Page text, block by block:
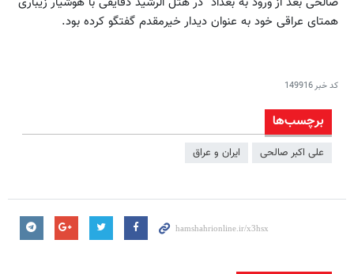
همتای عراقی خود به عنوان دیدار خیرمقدم گفتگو کرده بود.
کد خبر149916
برچسب‌ها
علی اکبر صالحی ایران و عراق